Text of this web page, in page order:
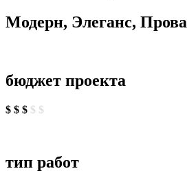
Модерн, Элеганс,
бюджет проекта
$ $ $ $ $
тип работ